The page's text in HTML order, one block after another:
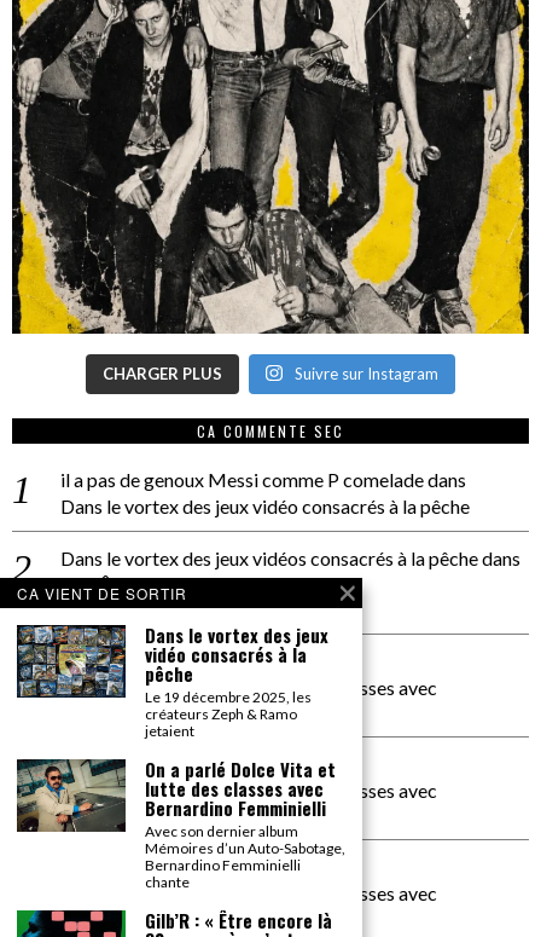
CHARGER PLUS Suivre sur Instagram
CA COMMENTE SEC
il a pas de genoux Messi comme P comeladedans
Dans le vortex des jeux vidéo consacrés à la pêche
Dans le vortex des jeux vidéos consacrés à la pêchedans
PACÔME THIELLEMENT
La séance d’Hip Gnose
La Patrie
dans
On a parlé Dolce Vita et lutte des classes avec
Bernardino Femminielli
carte noire negra à l'o tiededans
On a parlé Dolce Vita et lutte des classes avec
Bernardino Femminielli
moise et son mascarédans
On a parlé Dolce Vita et lutte des classes avec
Bernardino Femminielli
CA VIENT DE SORTIR
Dans le vortex des jeux
vidéo consacrés à la
pêche
Le 19 décembre 2025, les
créateurs Zeph & Ramo
jetaient
On a parlé Dolce Vita et
lutte des classes avec
Bernardino Femminielli
Avec son dernier album
Mémoires d’un Auto-Sabotage,
Bernardino Femminielli
chante
Gilb’R : « Être encore là